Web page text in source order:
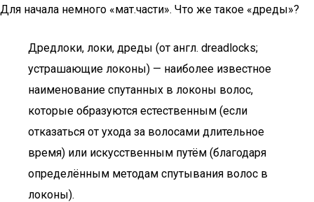
Для начала немного «мат.части». Что же такое «дреды»?
Дредлоки, локи, дреды (от англ. dreadlocks;
устрашающие локоны) — наиболее известное
наименование спутанных в локоны волос,
которые образуются естественным (если
отказаться от ухода за волосами длительное
время) или искусственным путём (благодаря
определённым методам спутывания волос в
локоны).